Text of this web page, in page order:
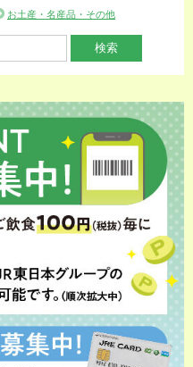
お土産・名産品・その他